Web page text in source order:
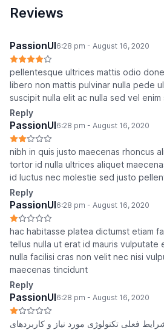
Reviews
PassionUI6:28 pm - August 16, 2020
pellentesque ultrices mattis odio
libero non mattis pulvinar nulla pede
suscipit nulla elit ac nulla sed vel enim
Reply
PassionUI6:28 pm - August 16, 2020
nibh in quis justo maecenas rhoncus
tortor id nulla ultrices aliquet
id luctus nec molestie sed justo
Reply
PassionUI6:28 pm - August 16, 2020
hac habitasse platea dictumst etiam
tellus nulla ut erat id mauris vulputate
nulla facilisi cras non velit nec nisi
maecenas tincidunt
Reply
PassionUI6:28 pm - August 16, 2020
فعلی تکنولوژی مورد نیاز و کاربردهای